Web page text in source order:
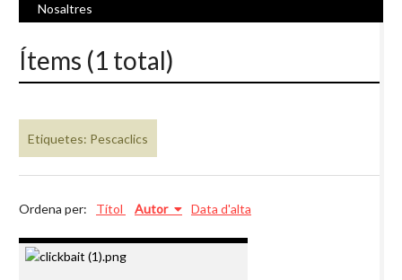
Nosaltres
Ítems (1 total)
Etiquetes: Pescaclics
Ordena per: Títol Autor Data d'alta